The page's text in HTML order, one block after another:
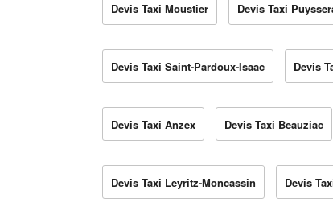
Devis Taxi Moustier Devis Taxi
Devis Taxi Saint-Pardoux-Isaac Devis
Devis Taxi Anzex Devis Taxi Beauziac
Devis Taxi Leyritz-Moncassin Devis